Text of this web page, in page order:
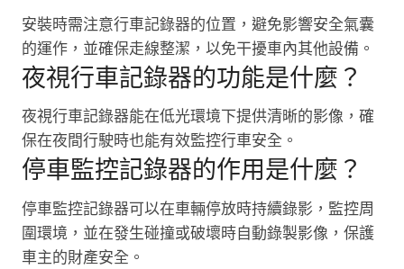
安裝時需注意行車記錄器的位置，避免影響安全氣囊
的運作，並確保走線整潔，以免干擾車內其他設備。
夜視行車記錄器的功能是什麼？
夜視行車記錄器能在低光環境下提供清晰的影像，確
保在夜間行駛時也能有效監控行車安全。
停車監控記錄器的作用是什麼？
停車監控記錄器可以在車輛停放時持續錄影，監控周
圍環境，並在發生碰撞或破壞時自動錄製影像，保護
車主的財產安全。